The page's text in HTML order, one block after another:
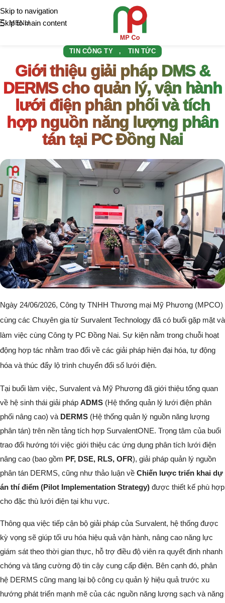
Skip to navigation
Skip to main content
MENU
TIN CÔNG TY , TIN TỨC
Giới thiệu giải pháp DMS &
DERMS cho quản lý, vận hành
lưới điện phân phối và tích
hợp nguồn năng lượng phân
tán tại PC Đồng Nai
Ngày 24/06/2026, Công ty TNHH Thương mại Mỹ Phương (MPCO)
cùng các Chuyên gia từ Survalent Technology đã có buổi gặp mặt và
làm việc cùng Công ty PC Đồng Nai. Sự kiện nằm trong chuỗi hoạt
động hợp tác nhằm trao đổi về các giải pháp hiện đại hóa, tự động
hóa và thúc đẩy lộ trình chuyển đổi số lưới điện.
Tại buổi làm việc, Survalent và Mỹ Phương đã giới thiệu tổng quan
về hệ sinh thái giải pháp ADMS (Hệ thống quản lý lưới điện phân
phối nâng cao) và DERMS (Hệ thống quản lý nguồn năng lượng
phân tán) trên nền tảng tích hợp SurvalentONE. Trọng tâm của buổi
trao đổi hướng tới việc giới thiệu các ứng dụng phân tích lưới điện
nâng cao (bao gồm PF, DSE, RLS, OFR), giải pháp quản lý nguồn
phân tán DERMS, cũng như thảo luận về Chiến lược triển khai dự
án thí điểm (Pilot Implementation Strategy) được thiết kế phù hợp
cho đặc thù lưới điện tại khu vực.
Thông qua việc tiếp cận bộ giải pháp của Survalent, hệ thống được
kỳ vọng sẽ giúp tối ưu hóa hiệu quả vận hành, nâng cao năng lực
giám sát theo thời gian thực, hỗ trợ điều độ viên ra quyết định nhanh
chóng và tăng cường độ tin cậy cung cấp điện. Bên cạnh đó, phân
hệ DERMS cũng mang lại bộ công cụ quản lý hiệu quả trước xu
hướng phát triển mạnh mẽ của các nguồn năng lượng sạch và năng